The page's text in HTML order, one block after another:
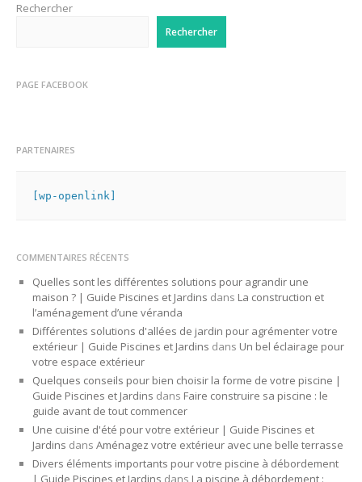
Rechercher
Rechercher
PAGE FACEBOOK
PARTENAIRES
[wp-openlink]
COMMENTAIRES RÉCENTS
Quelles sont les différentes solutions pour agrandir une
maison ? | Guide Piscines et Jardins dans La construction et
l’aménagement d’une véranda
Différentes solutions d'allées de jardin pour agrémenter votre
extérieur | Guide Piscines et Jardins dans Un bel éclairage pour
votre espace extérieur
Quelques conseils pour bien choisir la forme de votre piscine |
Guide Piscines et Jardins dans Faire construire sa piscine : le
guide avant de tout commencer
Une cuisine d'été pour votre extérieur | Guide Piscines et
Jardins dans Aménagez votre extérieur avec une belle terrasse
Divers éléments importants pour votre piscine à débordement
| Guide Piscines et Jardins dans La piscine à débordement :